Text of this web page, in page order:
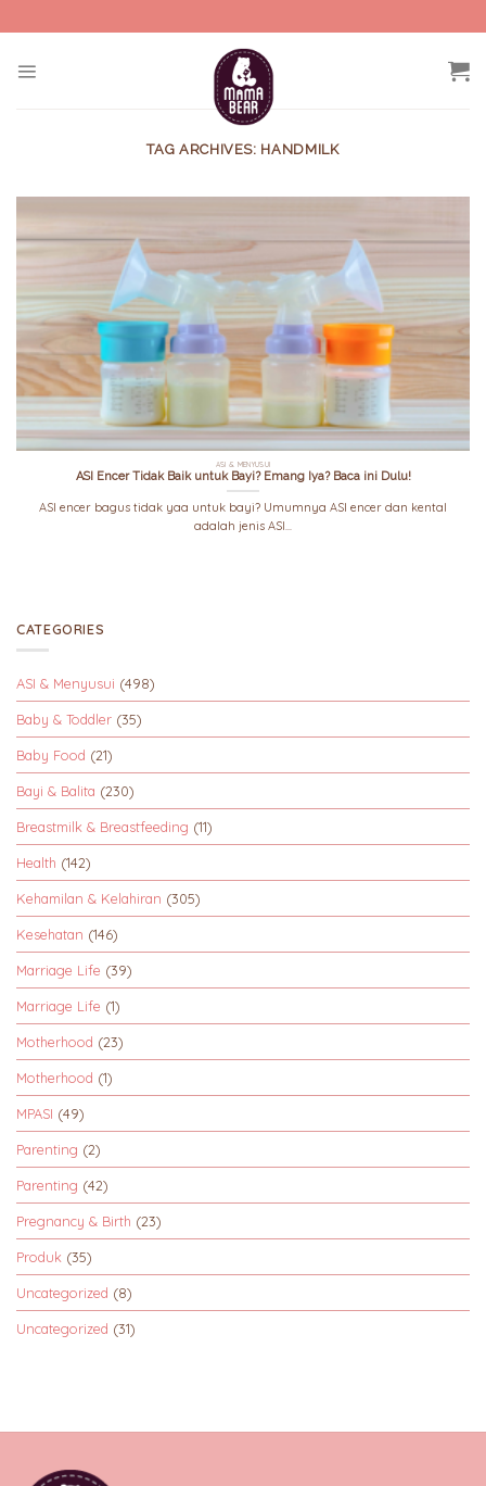
to
TAG ARCHIVES: HANDMILK
ASI & MENYUSUI
ASI Encer Tidak Baik untuk Bayi? Emang Iya? Baca ini Dulu!
ASI encer bagus tidak yaa untuk bayi? Umumnya ASI encer dan kental
adalah jenis ASI...
CATEGORIES
ASI & Menyusui (498)
Baby & Toddler (35)
Baby Food (21)
Bayi & Balita (230)
Breastmilk & Breastfeeding (11)
Health (142)
Kehamilan & Kelahiran (305)
Kesehatan (146)
Marriage Life (39)
Marriage Life (1)
Motherhood (23)
Motherhood (1)
MPASI (49)
Parenting (2)
Parenting (42)
Pregnancy & Birth (23)
Produk (35)
Uncategorized (8)
Uncategorized (31)